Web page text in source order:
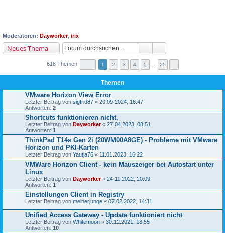
Moderatoren: Dayworker, irix
Neues Thema
618 Themen 1 2 3 4 5 25
Themen
VMware Horizon View Error
Letzter Beitrag von sigfrid87 « 20.09.2024, 16:47
Antworten: 2
Shortcuts funktionieren nicht.
Letzter Beitrag von Dayworker« 27.04.2023, 08:51
Antworten: 1
ThinkPad T14s Gen 2i (20WM00A8GE) - Probleme mit VMware
Horizon und PKI-Karten
Letzter Beitrag von Yautja76 « 11.01.2023, 16:22
VMWare Horizon Client - kein Mauszeiger bei Autostart unter
Linux
Letzter Beitrag von Dayworker« 24.11.2022, 20:09
Antworten: 1
Einstellungen Client in Registry
Letzter Beitrag von meinerjunge « 07.02.2022, 14:31
Unified Access Gateway - Update funktioniert nicht
Letzter Beitrag von Whitemoon « 30.12.2021, 18:55
Antworten: 10